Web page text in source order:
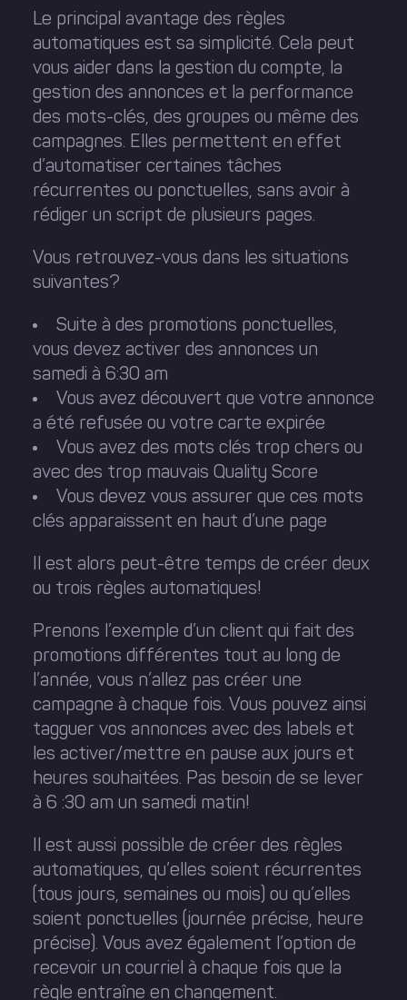
Le principal avantage des règles
automatiques est sa simplicité. Cela peut
vous aider dans la gestion du compte, la
gestion des annonces et la performance
des mots-clés, des groupes ou même des
campagnes. Elles permettent en effet
d’automatiser certaines tâches
récurrentes ou ponctuelles, sans avoir à
rédiger un script de plusieurs pages.
Vous retrouvez-vous dans les situations
suivantes?
Suite à des promotions ponctuelles,
vous devez activer des annonces un
samedi à 6:30 am
Vous avez découvert que votre annonce
a été refusée ou votre carte expirée
Vous avez des mots clés trop chers ou
avec des trop mauvais Quality Score
Vous devez vous assurer que ces mots
clés apparaissent en haut d’une page
Il est alors peut-être temps de créer deux
ou trois règles automatiques!
Prenons l’exemple d’un client qui fait des
promotions différentes tout au long de
l’année, vous n’allez pas créer une
campagne à chaque fois. Vous pouvez ainsi
tagguer vos annonces avec des labels et
les activer/mettre en pause aux jours et
heures souhaitées. Pas besoin de se lever
à 6 :30 am un samedi matin!
Il est aussi possible de créer des règles
automatiques, qu’elles soient récurrentes
(tous jours, semaines ou mois) ou qu’elles
soient ponctuelles (journée précise, heure
précise). Vous avez également l’option de
recevoir un courriel à chaque fois que la
règle entraîne en changement.